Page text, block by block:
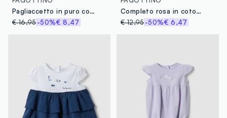
Pagliaccetto in puro cotone bianco per neonata
€ 16,95-50%€ 8,47
Completo rosa in cotone organico con maglia e coulotte
€ 12,95 -50%€ 6,47